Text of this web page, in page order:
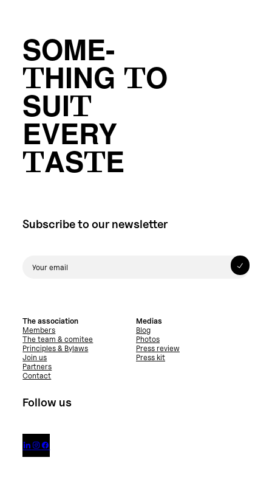
SOME-
THING TO
SUIT
EVERY
TASTE
Subscribe to our newsletter
The association
Members
The team & comitee
Principles & Bylaws
Join us
Partners
Contact
Medias
Blog
Photos
Press review
Press kit
Follow us
  